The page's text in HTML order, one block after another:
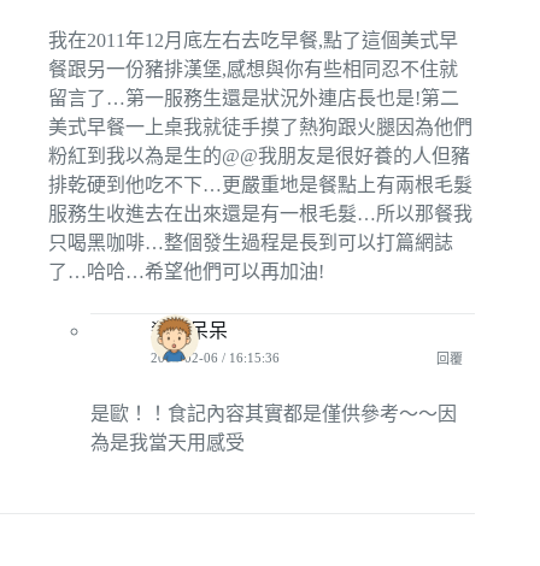
我在2011年12月底左右去吃早餐,點了這個美式早
餐跟另一份豬排漢堡,感想與你有些相同忍不住就
留言了…第一服務生還是狀況外連店長也是!第二
美式早餐一上桌我就徒手摸了熱狗跟火腿因為他們
粉紅到我以為是生的@@我朋友是很好養的人但豬
排乾硬到他吃不下…更嚴重地是餐點上有兩根毛髮
服務生收進去在出來還是有一根毛髮…所以那餐我
只喝黑咖啡…整個發生過程是長到可以打篇網誌
了…哈哈…希望他們可以再加油!
殺手呆呆
2012-02-06 / 16:15:36 回覆
是歐！！食記內容其實都是僅供參考～～因
為是我當天用感受